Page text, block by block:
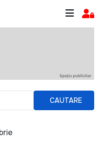
CAUTARE